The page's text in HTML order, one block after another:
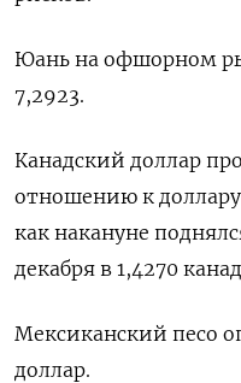
Юань на офшорном
7,2923.
Канадский доллар
отношению к доллару
как накануне
декабря в 1,4270
Мексиканский песо
доллар.